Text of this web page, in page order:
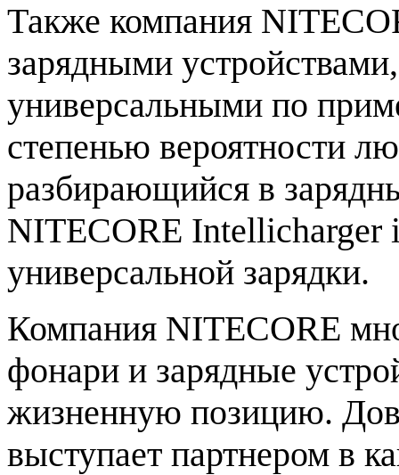
Также компания
зарядными
универсальными по
степенью вероятности
разбирающийся в
NITECORE Intellicharger
универсальной зарядки.
Компания NITECORE
фонари и зарядные
жизненную позицию.
выступает партнером в